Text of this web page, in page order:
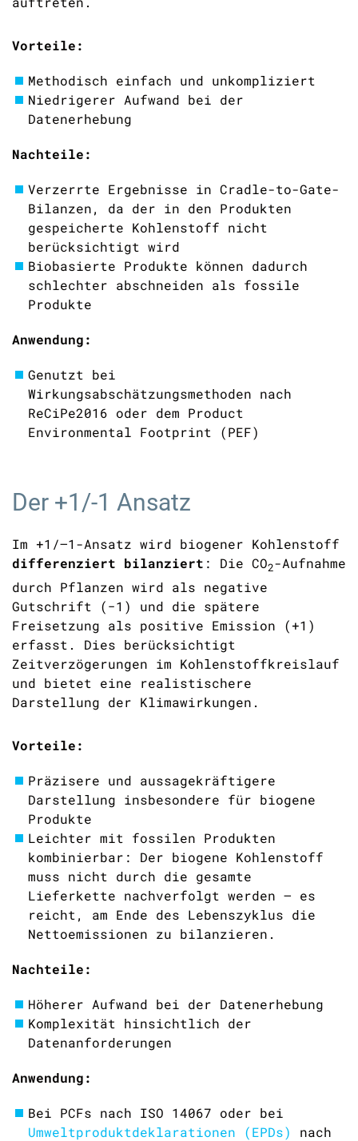
Vorteile:
Methodisch einfach und unkompliziert
Niedrigerer Aufwand bei der
Datenerhebung
Nachteile:
Verzerrte Ergebnisse in Cradle-to-Gate-
Bilanzen, da der in den Produkten
gespeicherte Kohlenstoff nicht
berücksichtigt wird
Biobasierte Produkte können dadurch
schlechter abschneiden als fossile
Produkte
Anwendung:
Genutzt bei
Wirkungsabschätzungsmethoden nach
ReCiPe2016 oder dem Product
Environmental Footprint (PEF)
Der +1/-1 Ansatz
Im +1/–1-Ansatz wird biogener Kohlenstoff
differenziert bilanziert : Die CO2-Aufnahme
durch Pflanzen wird als negative
Gutschrift (−1) und die spätere
Freisetzung als positive Emission (+1)
erfasst. Dies berücksichtigt
Zeitverzögerungen im Kohlenstoffkreislauf
und bietet eine realistischere
Darstellung der Klimawirkungen.
Vorteile:
Präzisere und aussagekräftigere
Darstellung insbesondere für biogene
Produkte
Leichter mit fossilen Produkten
kombinierbar: Der biogene Kohlenstoff
muss nicht durch die gesamte
Lieferkette nachverfolgt werden – es
reicht, am Ende des Lebenszyklus die
Nettoemissionen zu bilanzieren.
Nachteile:
Höherer Aufwand bei der Datenerhebung
Komplexität hinsichtlich der
Datenanforderungen
Anwendung:
Bei PCFs nach ISO 14067 oder bei
Umweltproduktdeklarationen (EPDs)
nach